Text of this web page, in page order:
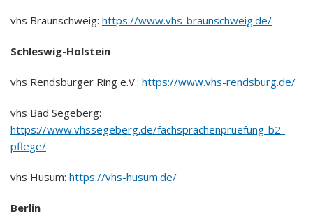
vhs Braunschweig: https://www.vhs-braunschweig.de/
Schleswig-Holstein
vhs Rendsburger Ring e.V.: https://www.vhs-rendsburg.de/
vhs Bad Segeberg:
https://www.vhssegeberg.de/fachsprachenpruefung-b2-
pflege/
vhs Husum: https://vhs-husum.de/
Berlin